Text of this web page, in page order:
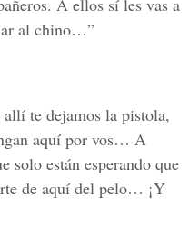
A ellos sí les vas a
al chino…”
te dejamos la pistola,
aquí por vos… A
solo están esperando que
de aquí del pelo… ¡Y